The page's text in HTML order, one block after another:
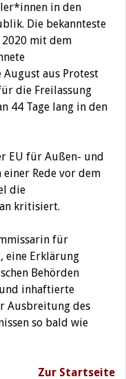
in den
Die bekannteste
2020 mit dem
August aus Protest
die Freilassung
44 Tage lang in den
EU für Außen- und
Rede vor dem
die
kritisiert.
für
eine Erklärung
Behörden
inhaftierte
Ausbreitung des
so bald wie
Zur Startseite